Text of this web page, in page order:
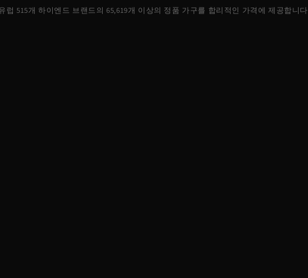
럽 515개 하이엔드 브랜드의65,619개 이상의 정품 가구를 합리적인 가격에 제공합니다